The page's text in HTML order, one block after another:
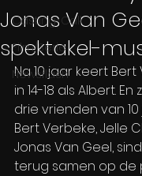
Casting-Call
Film/Serie
Newsflash
Jonas Van
spektakel-
Na 10 jaar keert
in 14-18 als Albert.
drie vrienden van
Bert Verbeke, Jelle
Jonas Van Geel,
terug samen op de